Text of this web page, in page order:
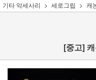
기타 악세사리
세로그립 캐
[중고]